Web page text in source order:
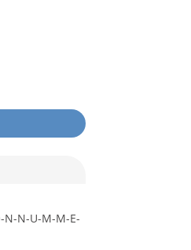
N-U-M-M-E-